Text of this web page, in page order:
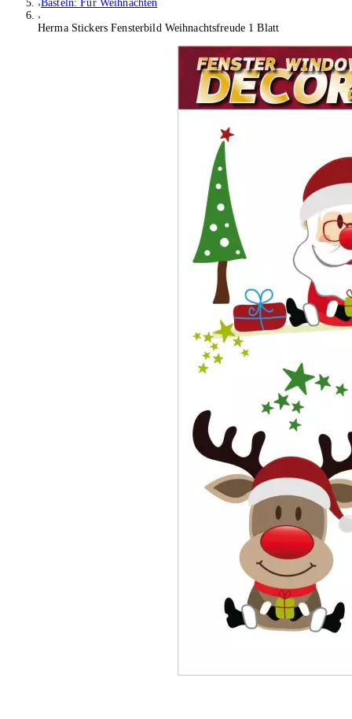
Basteln: Für Weihnachten
Herma Stickers Fensterbild Weihnachtsfreude 1 Blatt